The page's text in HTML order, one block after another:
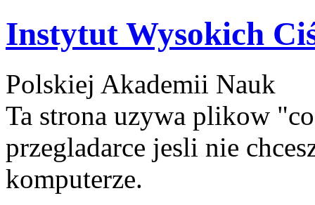
Instytut Wysokich
Polskiej Akademii Nauk
Ta strona uzywa plikow
przegladarce jesli nie
komputerze.